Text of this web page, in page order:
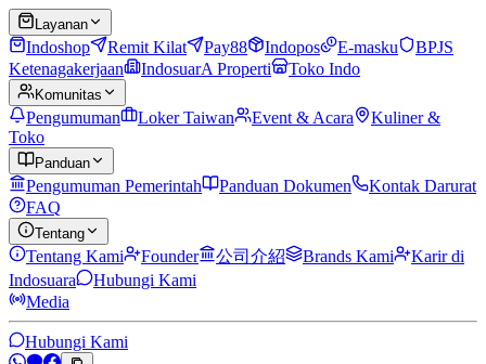
Layanan
Indoshop Remit Kilat Pay88 Indopos E-masku
BPJS
Ketenagakerjaan
IndosuarA Properti Toko Indo
Komunitas
Pengumuman Loker Taiwan Event & Acara
Kuliner &
Toko
Panduan
Pengumuman Pemerintah Panduan Dokumen
Kontak Darurat
FAQ
Tentang
Tentang Kami Founder 公司介紹 Brands Kami
Karir di
Indosuara
Hubungi Kami
Media
Hubungi Kami